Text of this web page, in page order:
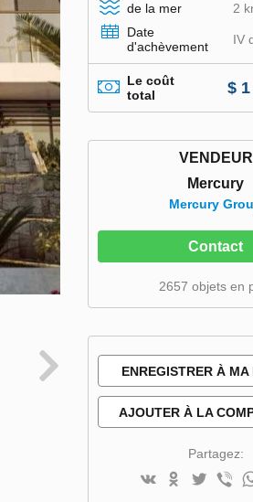
de la mer
2
Date
d'achèvement
IV
Le coût
total
$
VENDEUR
Mercury
Mercury
Contact
2657 objets en
ENREGISTRER À MA
SOUHAITS
AJOUTER À LA
Partagez: